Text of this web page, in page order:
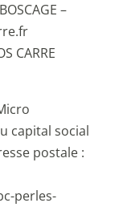
–
CARRE
capital social
postale :
perles-